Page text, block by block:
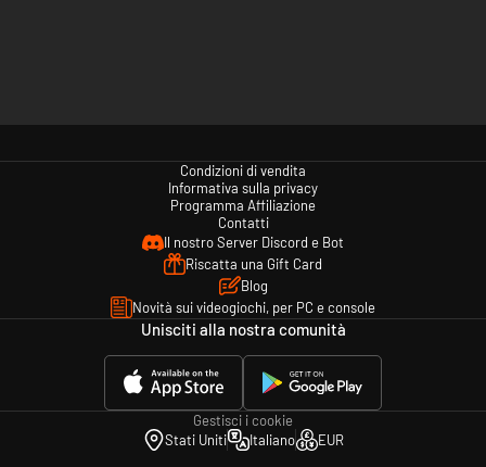
Condizioni di vendita
Informativa sulla privacy
Programma Affiliazione
Contatti
Il nostro Server Discord e Bot
Riscatta una Gift Card
Blog
Novità sui videogiochi, per PC e console
Unisciti alla nostra comunità
Gestisci i cookie
Stati Uniti
Italiano EUR